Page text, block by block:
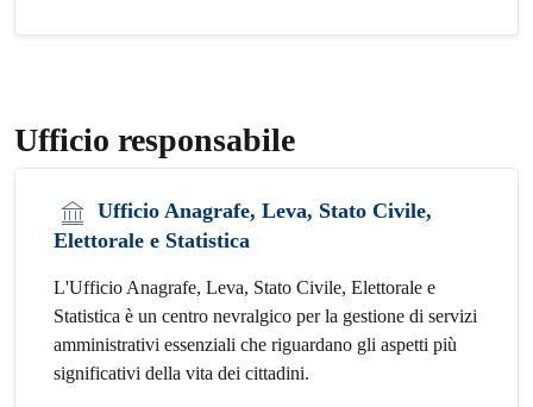
Ufficio responsabile
Ufficio Anagrafe, Leva, Stato Civile,
Elettorale e Statistica
L'Ufficio Anagrafe, Leva, Stato Civile, Elettorale e
Statistica è un centro nevralgico per la gestione di servizi
amministrativi essenziali che riguardano gli aspetti più
significativi della vita dei cittadini.